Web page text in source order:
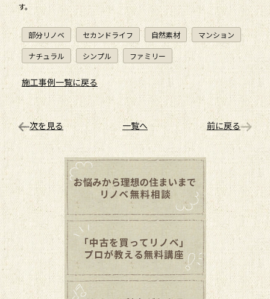
す。
部分リノベ セカンドライフ 自然素材 マンション
ナチュラル シンプル ファミリー
施工事例一覧に戻る
次を見る 一覧へ 前に戻る